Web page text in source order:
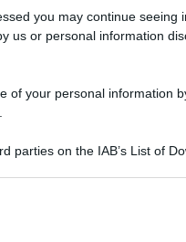
you may continue seeing
us or personal information
of your personal information
parties on the IAB’s List of
behaviour. You may
,Porschee
carbonioe un controllo
una produzione ripetibile